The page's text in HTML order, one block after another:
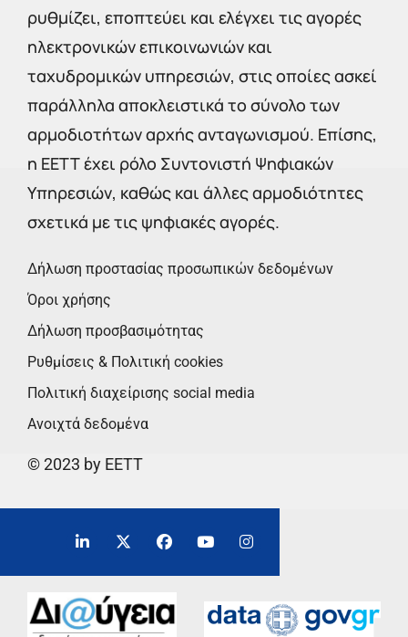
ρυθμίζει, εποπτεύει και ελέγχει τις αγορές
ηλεκτρονικών επικοινωνιών και
ταχυδρομικών υπηρεσιών, στις οποίες ασκεί
παράλληλα αποκλειστικά το σύνολο των
αρμοδιοτήτων αρχής ανταγωνισμού. Επίσης,
η ΕΕΤΤ έχει ρόλο Συντονιστή Ψηφιακών
Υπηρεσιών, καθώς και άλλες αρμοδιότητες
σχετικά με τις ψηφιακές αγορές.
Δήλωση προστασίας προσωπικών δεδομένων
Όροι χρήσης
Δήλωση προσβασιμότητας
Ρυθμίσεις & Πολιτική cookies
Πολιτική διαχείρισης social media
Ανοιχτά δεδομένα
© 2023 by EETT